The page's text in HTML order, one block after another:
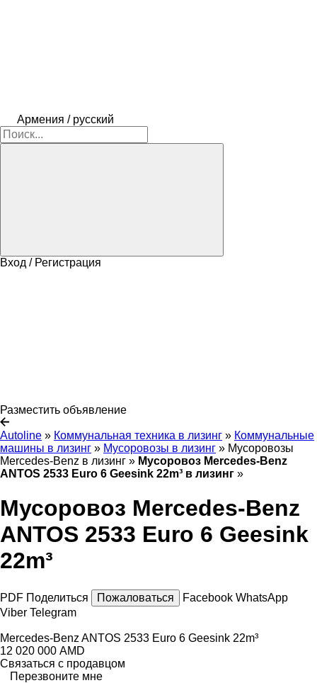
Армения / русский
Вход / Регистрация
Разместить объявление
Autoline » Коммунальная техника в лизинг » Коммунальные
машины в лизинг » Мусоровозы в лизинг » Мусоровозы
Mercedes-Benz в лизинг » Мусоровоз Mercedes-Benz
ANTOS 2533 Euro 6 Geesink 22m³ в лизинг »
Мусоровоз Mercedes-Benz
ANTOS 2533 Euro 6 Geesink
22m³
PDF Поделиться Пожаловаться Facebook WhatsApp
Viber Telegram
Mercedes-Benz ANTOS 2533 Euro 6 Geesink 22m³
12 020 000 AMD
Связаться с продавцом
Перезвоните мне